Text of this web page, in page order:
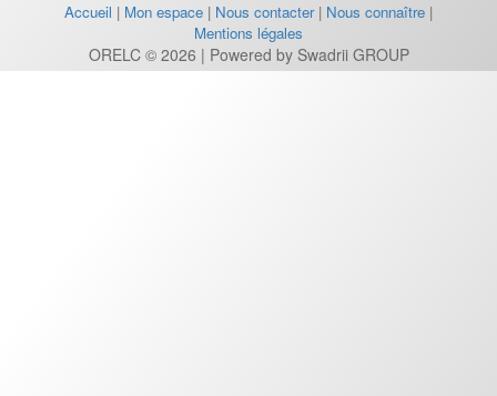
Accueil | Mon espace | Nous contacter| Nous connaître |
Mentions légales
ORELC © 2026 | Powered by Swadrii GROUP